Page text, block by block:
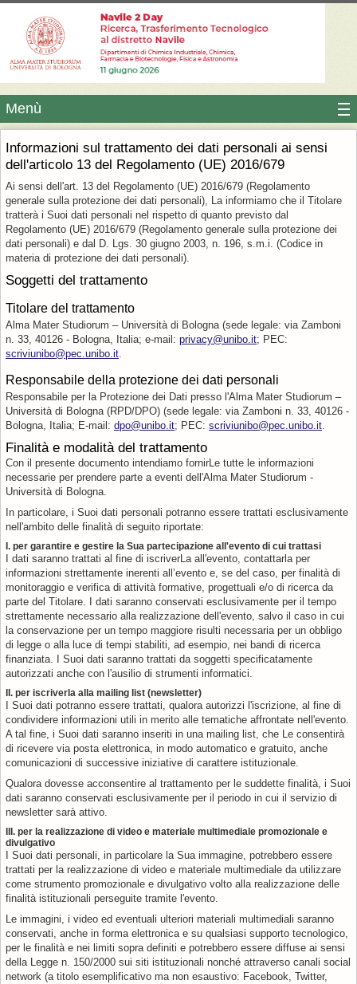
Menù
Informazioni sul trattamento dei dati personali ai sensi
dell'articolo 13 del Regolamento (UE) 2016/679
Ai sensi dell'art. 13 del Regolamento (UE) 2016/679 (Regolamento
generale sulla protezione dei dati personali), La informiamo che il Titolare
tratterà i Suoi dati personali nel rispetto di quanto previsto dal
Regolamento (UE) 2016/679 (Regolamento generale sulla protezione dei
dati personali) e dal D. Lgs. 30 giugno 2003, n. 196, s.m.i. (Codice in
materia di protezione dei dati personali).
Soggetti del trattamento
Titolare del trattamento
Alma Mater Studiorum – Università di Bologna (sede legale: via Zamboni
n. 33, 40126 - Bologna, Italia; e-mail: privacy@unibo.it; PEC:
scriviunibo@pec.unibo.it
Responsabile della protezione dei dati personali
Responsabile per la Protezione dei Dati presso l'Alma Mater Studiorum –
Università di Bologna (RPD/DPO) (sede legale: via Zamboni n. 33, 40126 -
Bologna, Italia; E-mail: dpo@unibo.it; PEC: scriviunibo@pec.unibo.it.
Finalità e modalità del trattamento
Con il presente documento intendiamo fornirLe tutte le informazioni
necessarie per prendere parte a eventi dell'Alma Mater Studiorum -
Università di Bologna.
In particolare, i Suoi dati personali potranno essere trattati esclusivamente
nell'ambito delle finalità di seguito riportate:
I. per garantire e gestire la Sua partecipazione all'evento di cui trattasi
I dati saranno trattati al fine di iscriverLa all'evento, contattarla per
informazioni strettamente inerenti all’evento e, se del caso, per finalità di
monitoraggio e verifica di attività formative, progettuali e/o di ricerca da
parte del Titolare. I dati saranno conservati esclusivamente per il tempo
strettamente necessario alla realizzazione dell'evento, salvo il caso in cui
la conservazione per un tempo maggiore risulti necessaria per un obbligo
di legge o alla luce di tempi stabiliti, ad esempio, nei bandi di ricerca
finanziata. I Suoi dati saranno trattati da soggetti specificatamente
autorizzati anche con l'ausilio di strumenti informatici.
II. per iscriverla alla mailing list (newsletter)
I Suoi dati potranno essere trattati, qualora autorizzi l'iscrizione, al fine di
condividere informazioni utili in merito alle tematiche affrontate nell'evento.
A tal fine, i Suoi dati saranno inseriti in una mailing list, che Le consentirà
di ricevere via posta elettronica, in modo automatico e gratuito, anche
comunicazioni di successive iniziative di carattere istituzionale.
Qualora dovesse acconsentire al trattamento per le suddette finalità, i Suoi
dati saranno conservati esclusivamente per il periodo in cui il servizio di
newsletter sarà attivo.
III. per la realizzazione di video e materiale multimediale promozionale e
divulgativo
I Suoi dati personali, in particolare la Sua immagine, potrebbero essere
trattati per la realizzazione di video e materiale multimediale da utilizzare
come strumento promozionale e divulgativo volto alla realizzazione delle
finalità istituzionali perseguite tramite l'evento.
Le immagini, i video ed eventuali ulteriori materiali multimediali saranno
conservati, anche in forma elettronica e su qualsiasi supporto tecnologico,
per le finalità e nei limiti sopra definiti e potrebbero essere diffuse ai sensi
della Legge n. 150/2000 sui siti istituzionali nonché attraverso canali social
network (a titolo esemplificativo ma non esaustivo: Facebook, Twitter,